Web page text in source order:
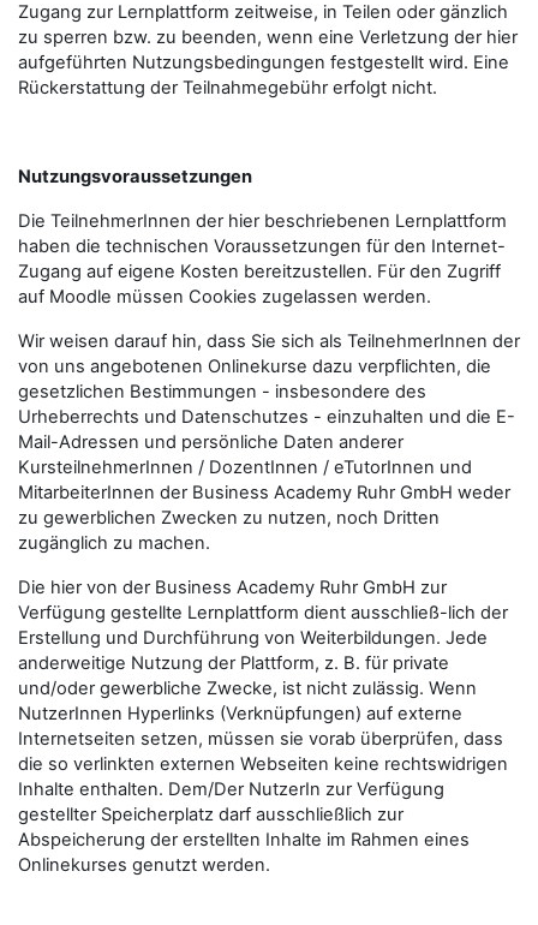
Zugang zur Lernplattform zeitweise, in Teilen oder gänzlich
zu sperren bzw. zu beenden, wenn eine Verletzung der hier
aufgeführten Nutzungsbedingungen festgestellt wird. Eine
Rückerstattung der Teilnahmegebühr erfolgt nicht.
Nutzungsvoraussetzungen
Die TeilnehmerInnen der hier beschriebenen Lernplattform
haben die technischen Voraussetzungen für den Internet-
Zugang auf eigene Kosten bereitzustellen. Für den Zugriff
auf Moodle müssen Cookies zugelassen werden.
Wir weisen darauf hin, dass Sie sich als TeilnehmerInnen der
von uns angebotenen Onlinekurse dazu verpflichten, die
gesetzlichen Bestimmungen - insbesondere des
Urheberrechts und Datenschutzes - einzuhalten und die E-
Mail-Adressen und persönliche Daten anderer
KursteilnehmerInnen / DozentInnen / eTutorInnen und
MitarbeiterInnen der Business Academy Ruhr GmbH weder
zu gewerblichen Zwecken zu nutzen, noch Dritten
zugänglich zu machen.
Die hier von der Business Academy Ruhr GmbH zur
Verfügung gestellte Lernplattform dient ausschließ-lich der
Erstellung und Durchführung von Weiterbildungen. Jede
anderweitige Nutzung der Plattform, z. B. für private
und/oder gewerbliche Zwecke, ist nicht zulässig. Wenn
NutzerInnen Hyperlinks (Verknüpfungen) auf externe
Internetseiten setzen, müssen sie vorab überprüfen, dass
die so verlinkten externen Webseiten keine rechtswidrigen
Inhalte enthalten. Dem/Der NutzerIn zur Verfügung
gestellter Speicherplatz darf ausschließlich zur
Abspeicherung der erstellten Inhalte im Rahmen eines
Onlinekurses genutzt werden.